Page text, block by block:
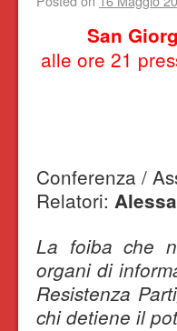
San
alle ore 21
Conferenza /
Relatori:
La foiba che
organi di
Resistenza
chi detiene il